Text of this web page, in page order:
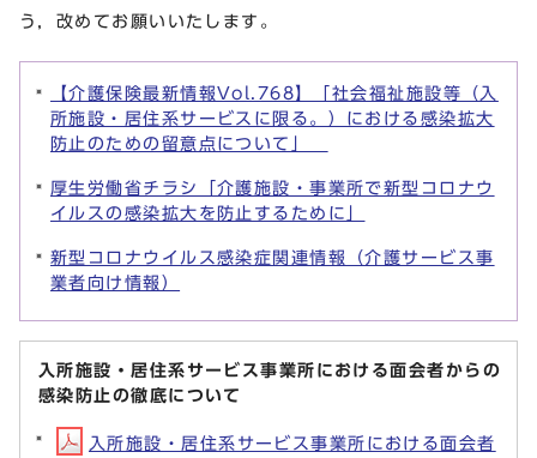
う，改めてお願いいたします。
【介護保険最新情報Vol.768】「社会福祉施設等（入
所施設・居住系サービスに限る。）における感染拡大
防止のための留意点について」
厚生労働省チラシ「介護施設・事業所で新型コロナウ
イルスの感染拡大を防止するために」
新型コロナウイルス感染症関連情報（介護サービス事
業者向け情報）
入所施設・居住系サービス事業所における面会者からの
感染防止の徹底について
入所施設・居住系サービス事業所における面会者